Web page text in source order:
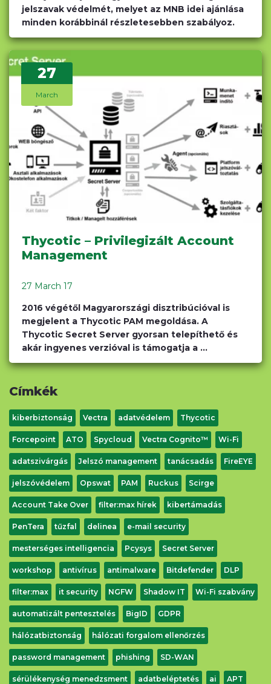
jelszavak védelmét, melyet az MNB idei ajánlása
minden korábbinál részletesebben szabályoz.
27
March
Thycotic – Privilegizált Account
Management
27 March 17
2016 végétől Magyarországi disztribúcióval is
megjelent a Thycotic PAM megoldása. A
Thycotic Secret Server gyorsan telepíthető és
akár ingyenes verzióval is támogatja a ...
Címkék
kiberbiztonság Vectra adatvédelem Thycotic
Forcepoint ATO Spycloud Vectra Cognito™ Wi-Fi
adatszivárgás Jelszó management tanácsadás FireEYE
jelszóvédelem Opswat PAM Ruckus Scirge
Account Take Over filter:max hírek kibertámadás
PenTera tűzfal delinea e-mail security
mesterséges intelligencia Pcysys Secret Server
workshop antivírus antimalware Bitdefender DLP
filter:max it security NGFW Shadow IT Wi-Fi szabvány
automatizált pentesztelés BigID GDPR
hálózatbiztonság hálózati forgalom ellenőrzés
password management phishing SD-WAN
sérülékenység menedzsment adatbeléptetés ai APT
Letöltés